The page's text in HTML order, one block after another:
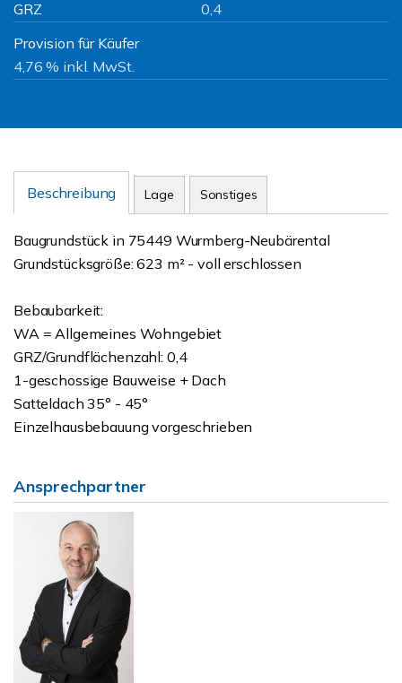
GRZ
0,4
Provision für Käufer
4,76 % inkl. MwSt.
Beschreibung Lage Sonstiges
Baugrundstück in 75449 Wurmberg-Neubärental
Grundstücksgröße: 623 m² - voll erschlossen
Bebaubarkeit:
WA = Allgemeines Wohngebiet
GRZ/Grundflächenzahl: 0,4
1-geschossige Bauweise + Dach
Satteldach 35° - 45°
Einzelhausbebauung vorgeschrieben
Ansprechpartner